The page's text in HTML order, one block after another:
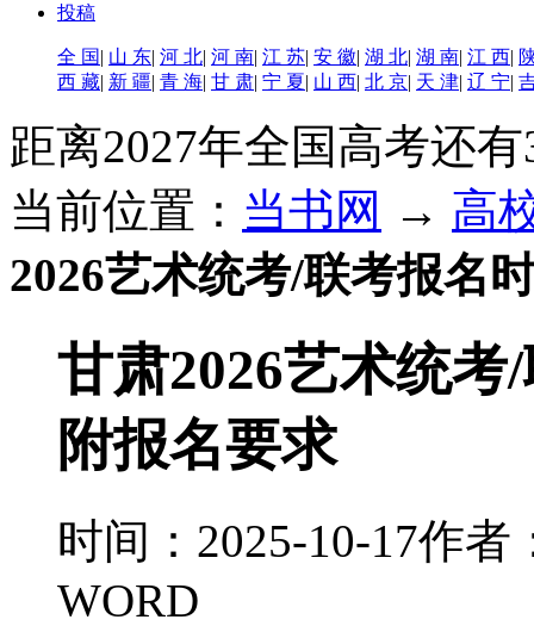
投稿
全 国| 山 东| 河 北| 河 南| 江 苏| 安 徽| 湖 北| 湖 南| 江 西|
西 藏| 新 疆| 青 海| 甘 肃| 宁 夏| 山 西| 北 京| 天 津| 辽 宁|
距离2027年全国高考还有
当前位置： 当书网 → 高
2026艺术统考/联考报名
甘肃2026艺术统
附报名要求
时间：2025-10-17作者
WORD